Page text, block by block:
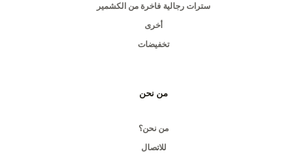
سترات رجالية فاخرة من الكشمير
أخرى
تخفيضات
من نحن
من نحن؟
للاتصال